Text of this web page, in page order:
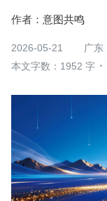
作者： 意图共鸣
2026-05-21
广东
本文字数：1952 字